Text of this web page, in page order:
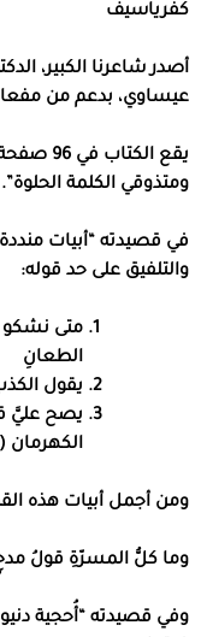
كفرياسيف
عيساوي، بدعم من
يقع
ومتذوقي الكلمة
في قصيدته “أبيات
والتلفيق على حد قوله:
متى نشكو
الطعانِ
يقول
يصح عليَّ
الكهرمان
ومن أجمل أبيات هذه
وما كلُّ المسرّةِ قولُ مدحٍ
وفي قصيدته “أُحجية